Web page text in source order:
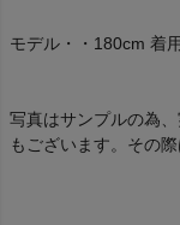
モデル・・180cm 着
写真はサンプルの為
もございます。その